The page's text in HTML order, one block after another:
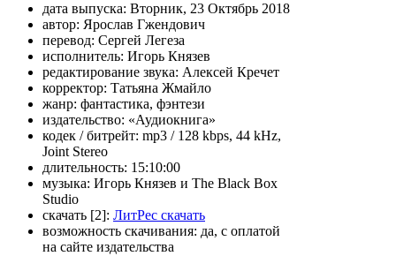
дата выпуска: Вторник, 23 Октябрь 2018
автор: Ярослав Гжендович
перевод: Сергей Легеза
исполнитель: Игорь Князев
редактирование звука: Алексей Кречет
корректор: Татьяна Жмайло
жанр: фантастика, фэнтези
издательство: «Аудиокнига»
кодек / битрейт: mp3 / 128 kbps, 44 kHz,
Joint Stereo
длительность: 15:10:00
музыка: Игорь Князев и The Black Box
Studio
скачать [2]: ЛитРес скачать
возможность скачивания: да, с оплатой
на сайте издательства